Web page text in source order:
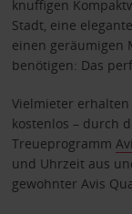
knuffigen
Stadt, eine
einen geräumigen
benötigen: Das
Vielmieter erhalten
kostenlos – durch
Treueprogramm
und Uhrzeit aus
gewohnter Avis